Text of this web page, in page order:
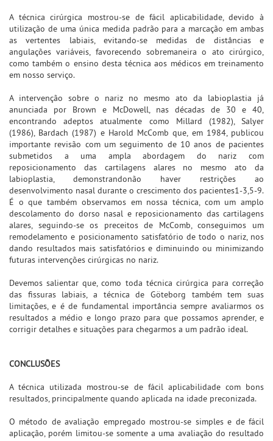
A técnica cirúrgica mostrou-se de fácil aplicabilidade, devido à
utilização de uma única medida padrão para a marcação em ambas
as vertentes labiais, evitando-se medidas de distâncias e
angulações variáveis, favorecendo sobremaneira o ato cirúrgico,
como também o ensino desta técnica aos médicos em treinamento
em nosso serviço.
A intervenção sobre o nariz no mesmo ato da labioplastia já
anunciada por Brown e McDowell, nas décadas de 30 e 40,
encontrando adeptos atualmente como Millard (1982), Salyer
(1986), Bardach (1987) e Harold McComb que, em 1984, publicou
importante revisão com um seguimento de 10 anos de pacientes
submetidos a uma ampla abordagem do nariz com
reposicionamento das cartilagens alares no mesmo ato da
labioplastia, demonstrandonão haver restrições ao
desenvolvimento nasal durante o crescimento dos pacientes1-3,5-9.
É o que também observamos em nossa técnica, com um amplo
descolamento do dorso nasal e reposicionamento das cartilagens
alares, seguindo-se os preceitos de McComb, conseguimos um
remodelamento e posicionamento satisfatório de todo o nariz, nos
dando resultados mais satisfatórios e diminuindo ou minimizando
futuras intervenções cirúrgicas no nariz.
Devemos salientar que, como toda técnica cirúrgica para correção
das fissuras labiais, a técnica de Göteborg também tem suas
limitações, e é de fundamental importância sempre avaliarmos os
resultados a médio e longo prazo para que possamos aprender, e
corrigir detalhes e situações para chegarmos a um padrão ideal.
CONCLUSÕES
A técnica utilizada mostrou-se de fácil aplicabilidade com bons
resultados, principalmente quando aplicada na idade preconizada.
O método de avaliação empregado mostrou-se simples e de fácil
aplicação, porém limitou-se somente a uma avaliação do resultado